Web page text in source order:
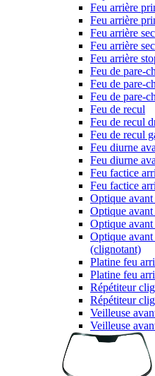
Feu arrière
Feu arrière
Feu arrière
Feu arrière
Feu arrière
Feu de pare-
Feu de pare-
Feu de pare-
Feu de recul
Feu de recul
Feu de recul
Feu diurne
Feu diurne
Feu factice
Feu factice
Optique
Optique
Optique
Optique
(clignotant)
Platine feu
Platine feu
Répétiteur
Répétiteur
Veilleuse
Veilleuse